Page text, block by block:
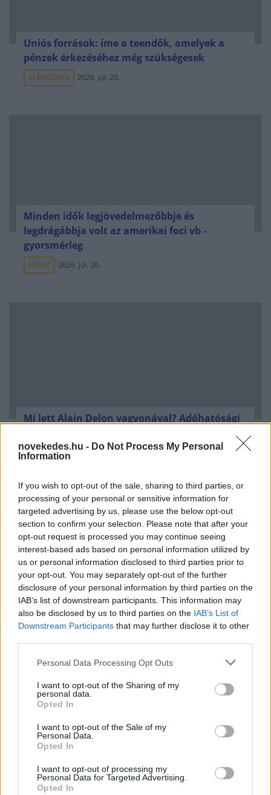
novekedes.hu - Do Not Process My Personal
Information
If you wish to opt-out of the sale, sharing to third parties, or
processing of your personal or sensitive information for
targeted advertising by us, please use the below opt-out
section to confirm your selection. Please note that after your
opt-out request is processed you may continue seeing
interest-based ads based on personal information utilized by
us or personal information disclosed to third parties prior to
your opt-out. You may separately opt-out of the further
disclosure of your personal information by third parties on the
IAB’s list of downstream participants. This information may
also be disclosed by us to third parties on the IAB’s List of
Downstream Participants that may further disclose it to other
Please note that this website/app uses one or more Google
not limited to your visit or usage behaviour. You may click to
grant or deny consent to Google and its third-party tags to
use your data for below specified purposes in below Google
consent section.
Personal Data Processing Opt Outs
I want to opt-out of the Sharing of my
personal data.
Opted In
I want to opt-out of the Sale of my
Personal Data.
Opted In
I want to opt-out of processing my
Personal Data for Targeted Advertising.
Opted In
Uniós források: íme a teendők, amelyek a
pénzek érkezéséhez még szükségesek
ELEMZÉSEK 2026. júl. 20.
Minden idők legjövedelmezőbbje és
legdrágábbja volt az amerikai foci vb -
gyorsmérleg
HÍREK 2026. júl. 20.
Mi lett Alain Delon vagyonával? Adóhatósági
HÍREK 2026. júl. 19.
FRISS HÍREK
Új uniós szabályok erősítik a gépbiztonság
szerepét az iparban
VÁLLALKOZÁS
is termelni fog
HÍREK 44 perce